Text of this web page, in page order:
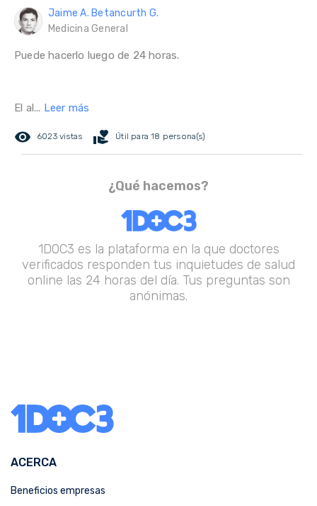
Jaime A. Betancurth G.
Medicina General
Puede hacerlo luego de 24 horas.
El al... Leer más
remove_red_eye 6023 vistas volunteer_activism Útil para 18 persona(s)
¿Qué hacemos?
1DOC3 es la plataforma en la que doctores
verificados responden tus inquietudes de salud
online las 24 horas del día. Tus preguntas son
anónimas.
ACERCA
Beneficios empresas